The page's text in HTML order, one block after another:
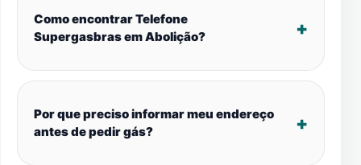
Como encontrar Telefone
Supergasbras em Abolição?
Por que preciso informar meu endereço
antes de pedir gás?